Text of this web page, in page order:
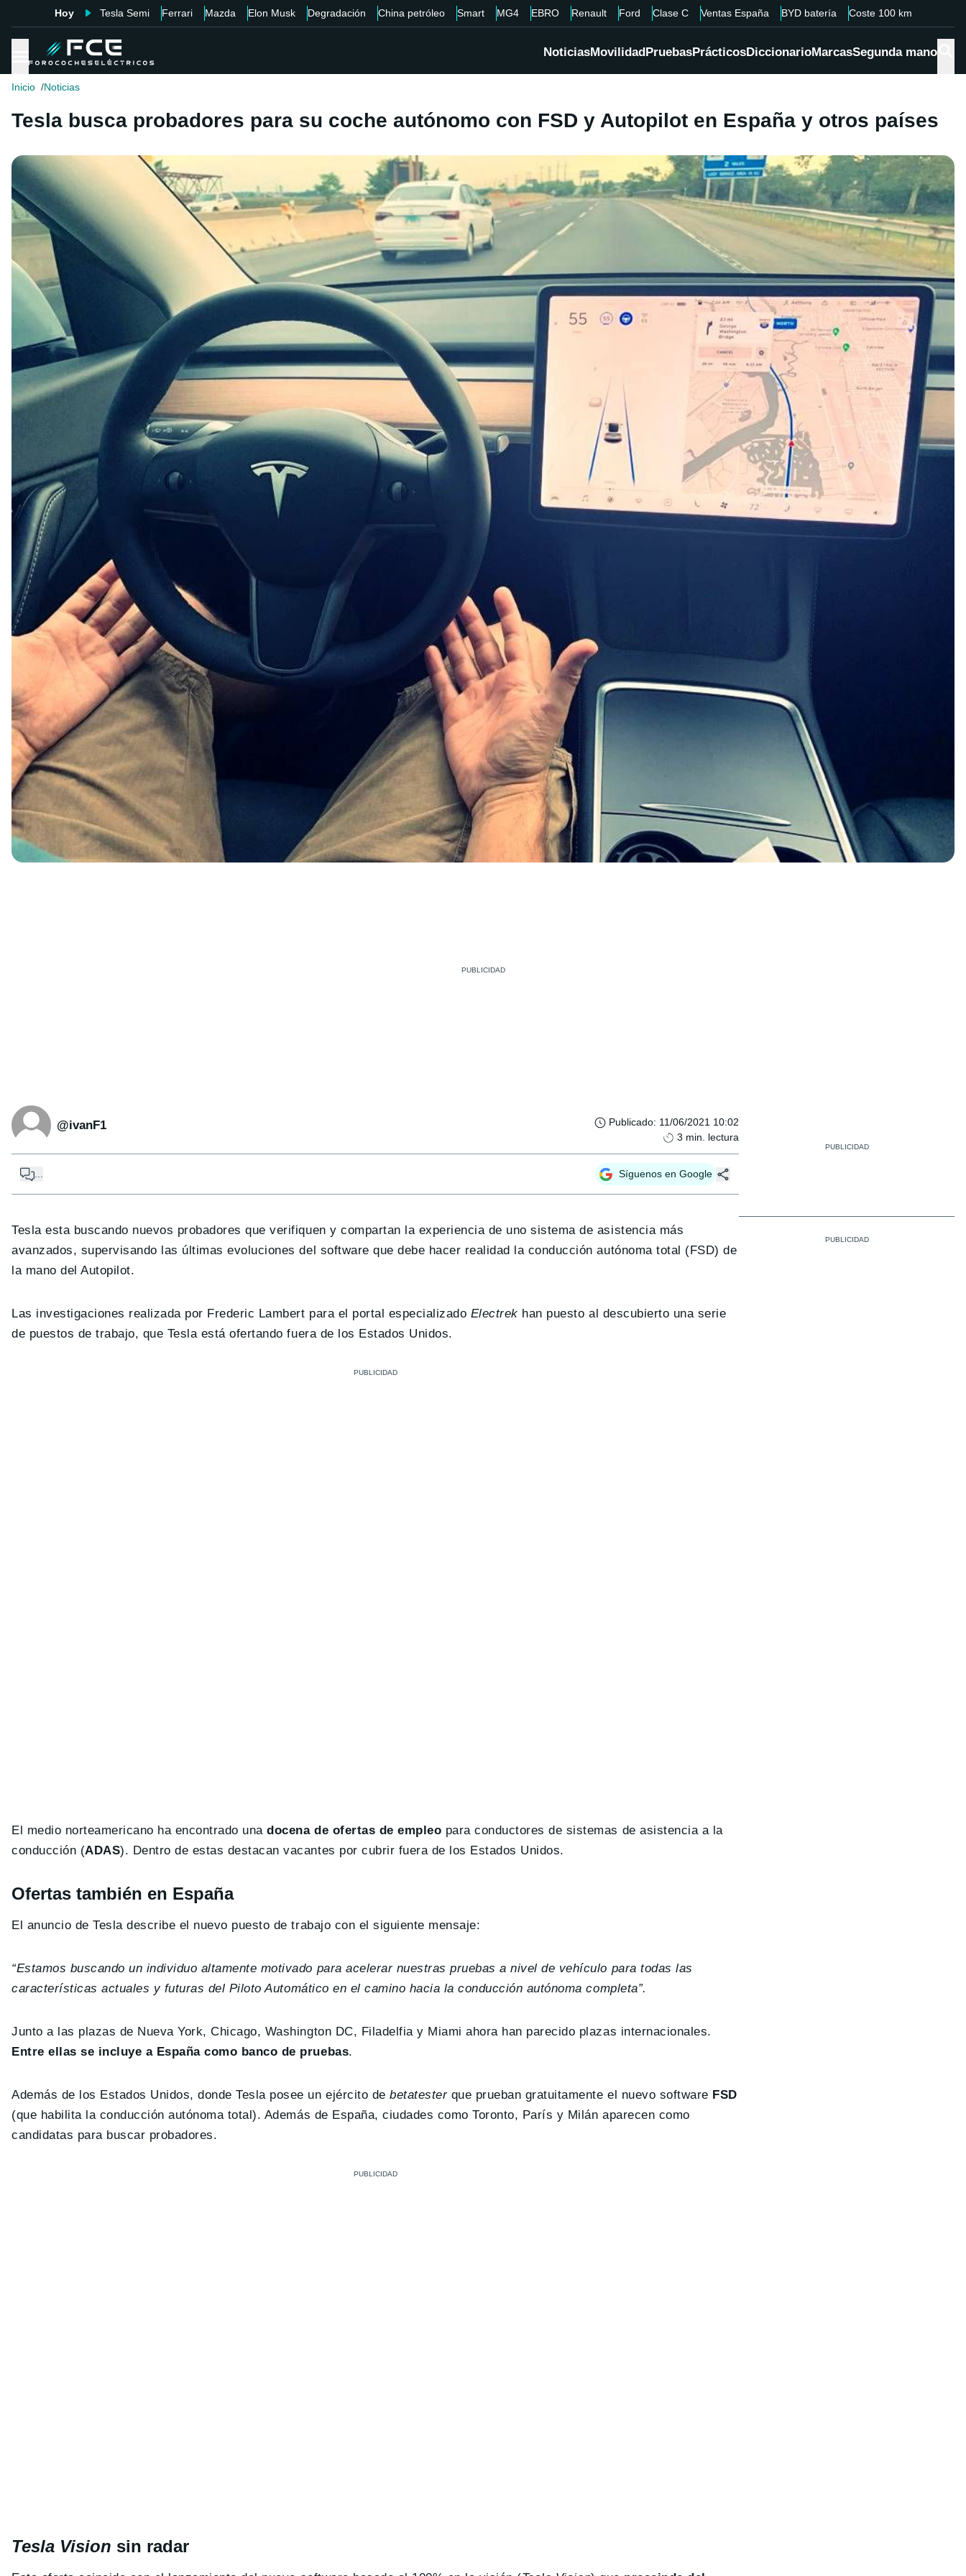
Hoy Tesla Semi Ferrari Mazda Elon Musk Degradación China petróleo Smart MG4 EBRO Renault Ford Clase C Ventas España BYD batería Coste 100 km
NoticiasMovilidadPruebasPrácticosDiccionarioMarcasSegunda mano
Inicio Noticias
Tesla busca probadores para su coche autónomo con FSD y Autopilot en España y otros países
@ivanF1 Publicado: 11/06/2021 10:02
3 min. lectura
Síguenos en Google
Tesla esta buscando nuevos probadores que verifiquen y compartan la experiencia de uno sistema de asistencia más
avanzados, supervisando las últimas evoluciones del software que debe hacer realidad la conducción autónoma total (FSD) de
la mano del Autopilot.
Las investigaciones realizada por Frederic Lambert para el portal especializado Electrek han puesto al descubierto una serie
de puestos de trabajo, que Tesla está ofertando fuera de los Estados Unidos.
El medio norteamericano ha encontrado unadocena de ofertas de empleo para conductores de sistemas de asistencia a la
conducción (ADAS). Dentro de estas destacan vacantes por cubrir fuera de los Estados Unidos.
Ofertas también en España
El anuncio de Tesla describe el nuevo puesto de trabajo con el siguiente mensaje:
“Estamos buscando un individuo altamente motivado para acelerar nuestras pruebas a nivel de vehículo para todas las
características actuales y futuras del Piloto Automático en el camino hacia la conducción autónoma completa”.
Junto a las plazas de Nueva York, Chicago, Washington DC, Filadelfia y Miami ahora han parecido plazas internacionales.
Entre ellas se incluye a España como banco de pruebas.
Además de los Estados Unidos, donde Tesla posee un ejército debetatesterque prueban gratuitamente el nuevo software FSD
(que habilita la conducción autónoma total). Además de España, ciudades como Toronto, París y Milán aparecen como
candidatas para buscar probadores.
Tesla Vision sin radar